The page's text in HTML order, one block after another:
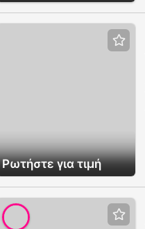
Ρωτήστε για τιμή